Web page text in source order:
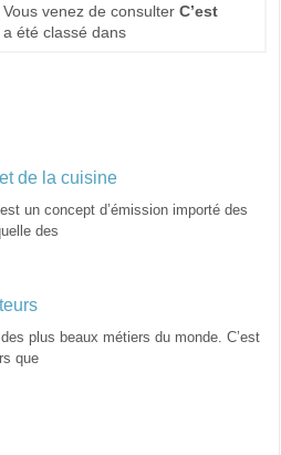
venez de consulterC’est
a été classé dans
de la cuisine
un concept d’émission importé des
des
des plus beaux métiers du monde. C’est
que